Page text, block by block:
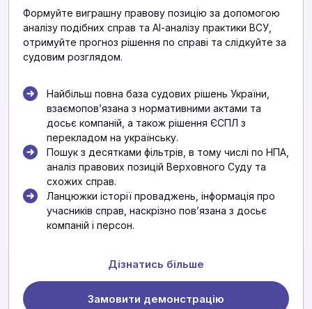
Формуйте виграшну правову позицію за допомогою
аналізу подібних справ та АІ-аналізу практики ВСУ,
отримуйте прогноз рішення по справі та слідкуйте за
судовим розглядом.
Найбільш повна база судових рішень України,
взаємоповʼязана з нормативними актами та
досьє компаній, а також рішення ЄСПЛ з
перекладом на українську.
Пошук з десятками фільтрів, в тому числі по НПА,
аналіз правових позицій Верховного Суду та
схожих справ.
Ланцюжки історії проваджень, інформація про
учасників справ, наскрізно повʼязана з досьє
компаній і персон.
Дізнатись більше
Замовити демонстрацію